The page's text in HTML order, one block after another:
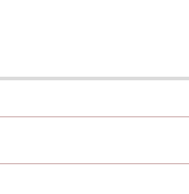
provisions hereof shall
YOU
OF AGREEMENT